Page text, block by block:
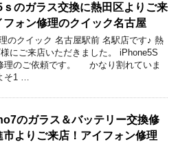
のガラス交換に熱田区よりご来
フォン修理のクイック名古屋
のクイック 名古屋駅前 名駅店です♪ 熱
にご来店いただきました。 iPhone5S
理のご依頼です。 かなり割れていま
そ1 …
のガラス＆バッテリー交換修
市よりご来店！アイフォン修理